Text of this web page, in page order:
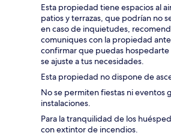
Esta propiedad tiene espacios al
patios y terrazas, que podrían no
en caso de inquietudes,
comuniques con la propiedad
confirmar que puedas
se ajuste a tus necesidades.
Esta propiedad no dispone de
No se permiten fiestas ni eventos
instalaciones.
Para la tranquilidad de los
con extintor de incendios.